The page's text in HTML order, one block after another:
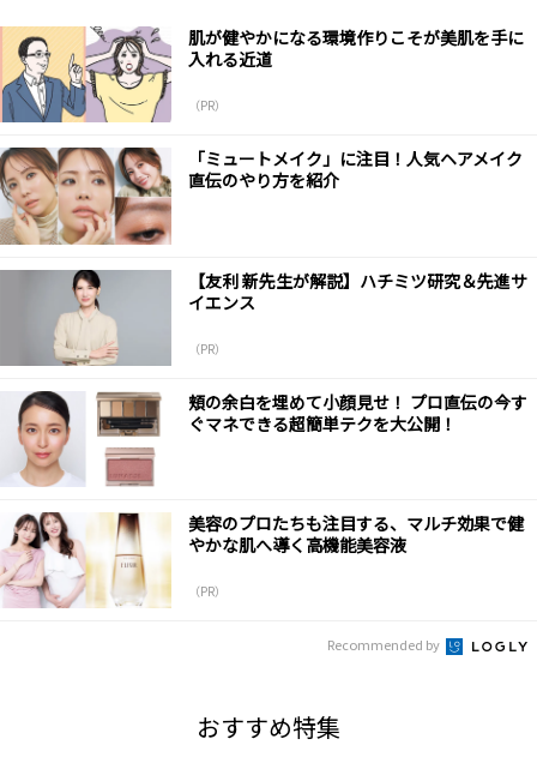
肌が健やかになる環境作りこそが美肌を手に
入れる近道
（PR）
「ミュートメイク」に注目！人気ヘアメイク
直伝のやり方を紹介
【友利 新先生が解説】ハチミツ研究＆先進サ
イエンス
（PR）
頬の余白を埋めて小顔見せ！ プロ直伝の今す
ぐマネできる超簡単テクを大公開！
美容のプロたちも注目する、マルチ効果で健
やかな肌へ導く高機能美容液
（PR）
Recommended by
おすすめ特集